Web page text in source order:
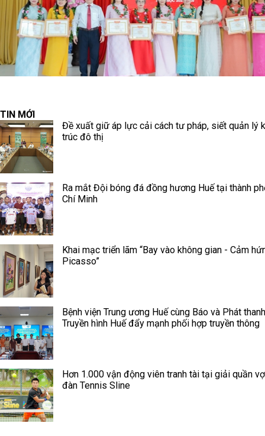
TIN MỚI
Đề xuất giữ áp lực cải cách tư pháp, siết quản lý
trúc đô thị
Ra mắt Đội bóng đá đồng hương Huế tại thành
Chí Minh
Khai mạc triển lãm “Bay vào không gian - Cảm
Picasso”
Bệnh viện Trung ương Huế cùng Báo và Phát
Truyền hình Huế đẩy mạnh phối hợp truyền thông
Hơn 1.000 vận động viên tranh tài tại giải quần
đàn Tennis Sline